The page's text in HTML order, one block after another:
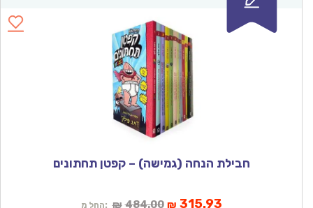
חבילת הנחה (גמישה) – קפטן תחתונים
החל מ: ₪ 484.00המחיר
₪ 315.93המחיר